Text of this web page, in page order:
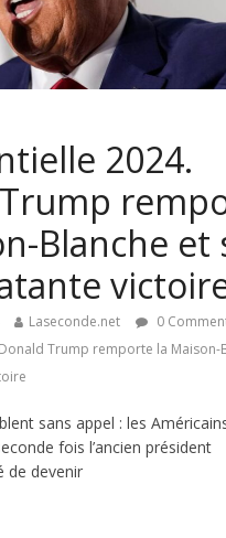
2024.
Blanche et
Laseconde.net
0
Trump remporte la Maison-
sans appel : les
fois l’ancien président
de devenir